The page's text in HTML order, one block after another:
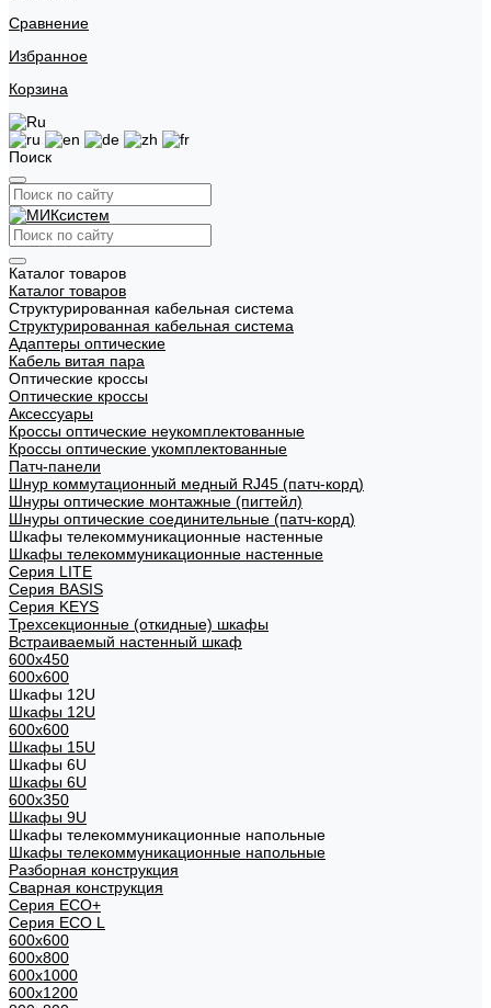
Сравнение
Избранное
Корзина
Поиск
Каталог товаров
Каталог товаров
Структурированная кабельная система
Структурированная кабельная система
Адаптеры оптические
Кабель витая пара
Оптические кроссы
Оптические кроссы
Аксессуары
Кроссы оптические неукомплектованные
Кроссы оптические укомплектованные
Патч-панели
Шнур коммутационный медный RJ45 (патч-корд)
Шнуры оптические монтажные (пигтейл)
Шнуры оптические соединительные (патч-корд)
Шкафы телекоммуникационные настенные
Шкафы телекоммуникационные настенные
Cерия LITE
Cерия BASIS
Cерия KEYS
Трехсекционные (откидные) шкафы
Встраиваемый настенный шкаф
600x450
600x600
Шкафы 12U
Шкафы 12U
600x600
Шкафы 15U
Шкафы 6U
Шкафы 6U
600x350
Шкафы 9U
Шкафы телекоммуникационные напольные
Шкафы телекоммуникационные напольные
Разборная конструкция
Сварная конструкция
Серия ECO+
Серия ECO L
600x600
600x800
600х1000
600х1200